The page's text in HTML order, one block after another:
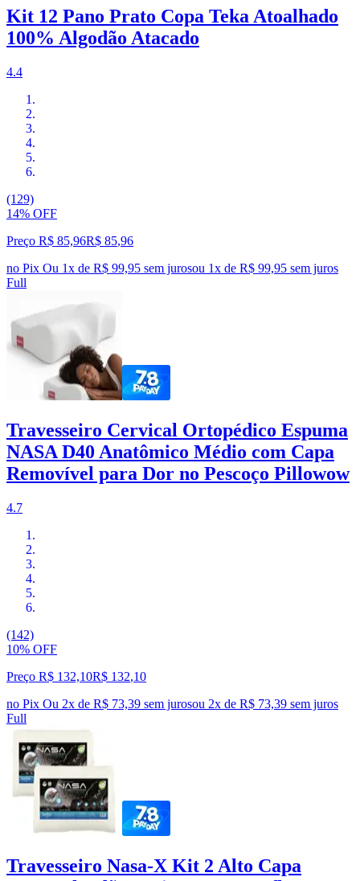
Kit 12 Pano Prato Copa Teka Atoalhado
100% Algodão Atacado
4.4
(129)
14% OFF
Preço R$ 85,96R$ 85,96
no Pix Ou 1x de R$ 99,95 sem jurosou 1x de R$ 99,95 sem juros
Full
Travesseiro Cervical Ortopédico Espuma
NASA D40 Anatômico Médio com Capa
Removível para Dor no Pescoço Pillowow
4.7
(142)
10% OFF
Preço R$ 132,10R$ 132,10
no Pix Ou 2x de R$ 73,39 sem jurosou 2x de R$ 73,39 sem juros
Full
Travesseiro Nasa-X Kit 2 Alto Capa